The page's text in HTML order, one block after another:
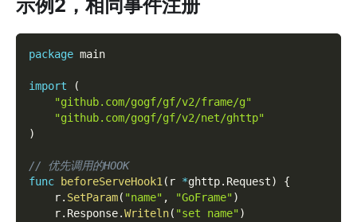
示例2，相同事件注册
package main
import
(
"github.com/gogf/gf/v2/frame/g"
"github.com/gogf/gf/v2/net/ghttp"
)
// 优先调用的HOOK
func
beforeServeHook1( r *ghttp. Request)
{
    r
. SetParam( "name" , "GoFrame")
    r
. Response.Writeln( "set name")